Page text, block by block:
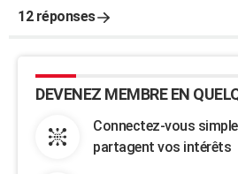
12 réponses
DEVENEZ MEMBRE EN
Connectez-vous
partagent vos intérêts